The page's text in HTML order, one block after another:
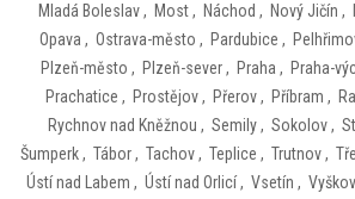
Mladá Boleslav, Most, Náchod , Nový Jičín ,
Opava , Ostrava-město , Pardubice ,
Plzeň-město , Plzeň-sever, Praha , Praha-
Prachatice , Prostějov, Přerov, Příbram ,
Rychnov nad Kněžnou , Semily, Sokolov,
Šumperk, Tábor, Tachov, Teplice , Trutnov,
Ústí nad Labem , Ústí nad Orlicí, Vsetín , Vyškov